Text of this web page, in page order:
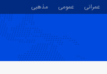
عمرانی عمومی
مذهبی